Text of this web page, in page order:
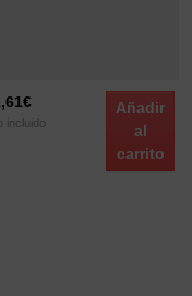
€
incluido
Añadir
al
carrito